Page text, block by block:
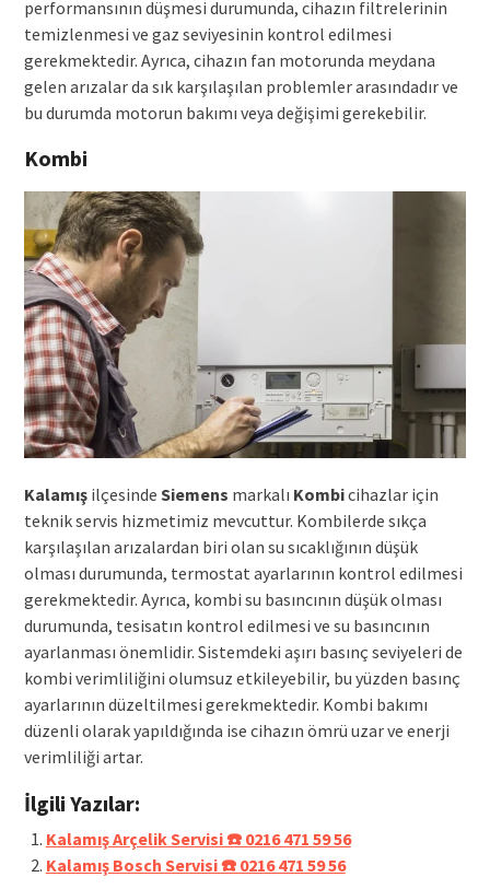
performansının düşmesi durumunda, cihazın filtrelerinin
temizlenmesi ve gaz seviyesinin kontrol edilmesi
gerekmektedir. Ayrıca, cihazın fan motorunda meydana
gelen arızalar da sık karşılaşılan problemler arasındadır ve
bu durumda motorun bakımı veya değişimi gerekebilir.
Kombi
Kalamışilçesinde Siemens markalı Kombicihazlar için
teknik servis hizmetimiz mevcuttur. Kombilerde sıkça
karşılaşılan arızalardan biri olan su sıcaklığının düşük
olması durumunda, termostat ayarlarının kontrol edilmesi
gerekmektedir. Ayrıca, kombi su basıncının düşük olması
durumunda, tesisatın kontrol edilmesi ve su basıncının
ayarlanması önemlidir. Sistemdeki aşırı basınç seviyeleri de
kombi verimliliğini olumsuz etkileyebilir, bu yüzden basınç
ayarlarının düzeltilmesi gerekmektedir. Kombi bakımı
düzenli olarak yapıldığında ise cihazın ömrü uzar ve enerji
verimliliği artar.
İlgili Yazılar:
Kalamış Arçelik Servisi ☎️ 0216 471 59 56
Kalamış Bosch Servisi ☎️ 0216 471 59 56